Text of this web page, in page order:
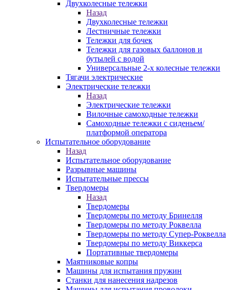
Двухколесные тележки
Назад
Двухколесные тележки
Лестничные тележки
Тележки для бочек
Тележки для газовых баллонов и
бутылей с водой
Универсальные 2-х колесные тележки
Тягачи электрические
Электрические тележки
Назад
Электрические тележки
Вилочные самоходные тележки
Самоходные тележки с сиденьем/
платформой оператора
Испытательное оборудование
Назад
Испытательное оборудование
Разрывные машины
Испытательные прессы
Твердомеры
Назад
Твердомеры
Твердомеры по методу Бринелля
Твердомеры по методу Роквелла
Твердомеры по методу Супер-Роквелла
Твердомеры по методу Виккерса
Портативные твердомеры
Маятниковые копры
Машины для испытания пружин
Станки для нанесения надрезов